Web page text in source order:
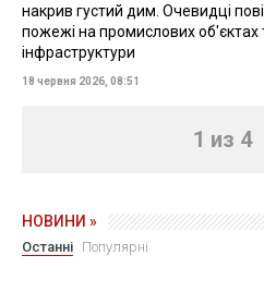
накрив густий дим. Очевидці
пожежі на промислових
інфраструктури
18 червня 2026, 08:51
1 из 4
НОВИНИ »
Останні Популярні